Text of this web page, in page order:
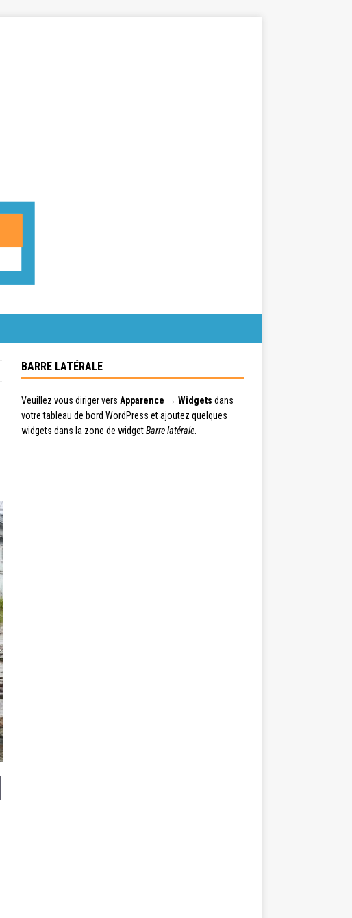
BARRE LATÉRALE
Veuillez vous diriger vers Apparence → Widgets dans
votre tableau de bord WordPress et ajoutez quelques
widgets dans la zone de widgetBarre latérale.